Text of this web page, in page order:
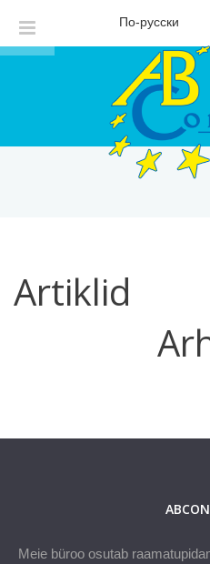
По-русски
Artiklid
Meie büroo osutab